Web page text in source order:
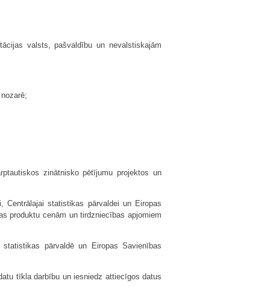
valsts, pašvaldību un nevalstiskajām
zinātnisko pētījumu projektos un
statistikas pārvaldei un Eiropas
produktu cenām un tirdzniecības apjomiem
pārvaldē un Eiropas Savienības
tīkla darbību un iesniedz attiecīgos datus